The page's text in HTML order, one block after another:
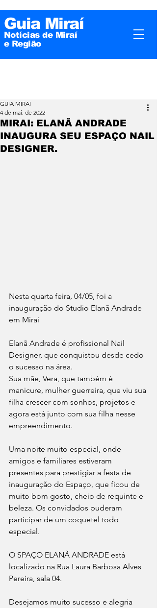
Guia Miraí
Notícias de Miraí
e Região
MIRAI: ELANÃ ANDRADE
INAUGURA SEU ESPAÇO NAIL
DESIGNER.
GUIA MIRAI
4 de mai. de 2022
Nesta quarta feira, 04/05, foi a
inauguração do Studio Elanã Andrade
em Mirai
Elanã Andrade é profissional Nail
Designer, que conquistou desde cedo
o sucesso na área.
Sua mãe, Vera, que também é
manicure, mulher guerreira, que viu sua
filha crescer com sonhos, projetos e
agora está junto com sua filha nesse
empreendimento.
Uma noite muito especial, onde
amigos e familiares estiveram
presentes para prestigiar a festa de
inauguração do Espaço, que ficou de
muito bom gosto, cheio de requinte e
beleza. Os convidados puderam
participar de um coquetel todo
especial.
O SPAÇO ELANÃ ANDRADE está
localizado na Rua Laura Barbosa Alves
Pereira, sala 04.
Desejamos muito sucesso e alegria